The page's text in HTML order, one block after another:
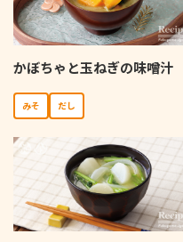
かぼちゃと玉ねぎの味噌汁
みそ だし